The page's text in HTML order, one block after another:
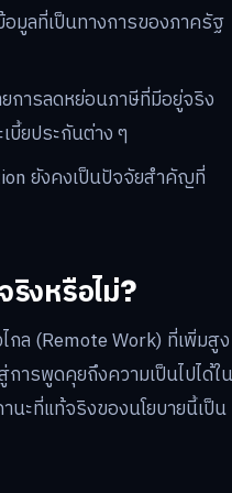
มูลที่เป็นทางการของภาครัฐ
การลดหย่อนภาษีที่มีอยู่จริง
บี้ยประกันต่าง ๆ
ยังคงเป็นปัจจัยสำคัญที่
งหรือไม่?
กล (Remote Work) ที่เพิ่มสูง
ารพูดคุยถึงความเป็นไปได้ใน
นะที่แท้จริงของนโยบายนี้เป็น